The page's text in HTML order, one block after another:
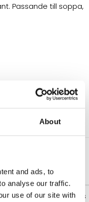
About
and ads, to
analyse our traffic.
use of our site with
Passande till soppa,
guld 3-rätters